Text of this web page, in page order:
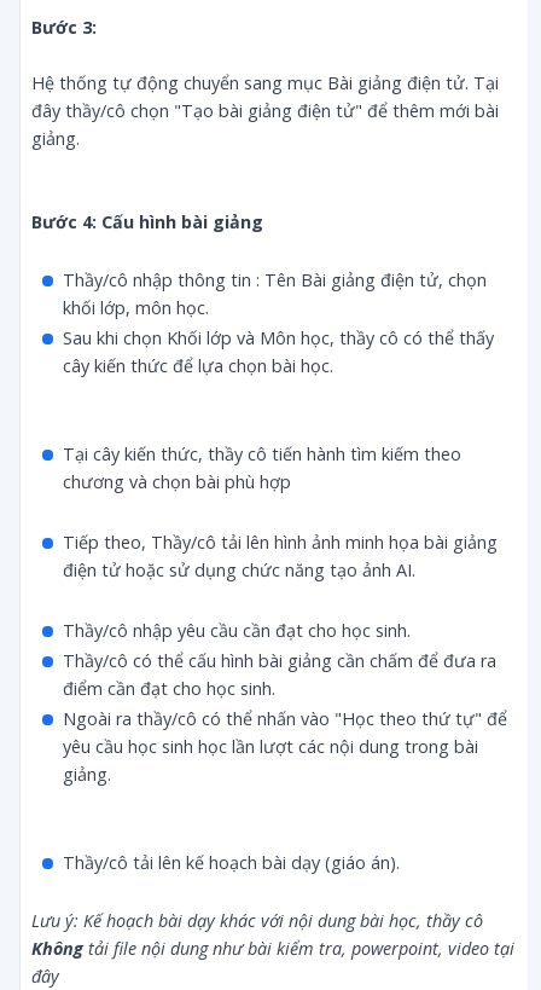
Bước 3:
Hệ thống tự động chuyển sang mục Bài giảng điện tử. Tại
đây thầy/cô chọn "Tạo bài giảng điện tử" để thêm mới bài
giảng.
Bước 4: Cấu hình bài giảng
Thầy/cô nhập thông tin : Tên Bài giảng điện tử, chọn
khối lớp, môn học.
Sau khi chọn Khối lớp và Môn học, thầy cô có thể thấy
cây kiến thức để lựa chọn bài học.
Tại cây kiến thức, thầy cô tiến hành tìm kiếm theo
chương và chọn bài phù hợp
Tiếp theo, Thầy/cô tải lên hình ảnh minh họa bài giảng
điện tử hoặc sử dụng chức năng tạo ảnh AI.
Thầy/cô nhập yêu cầu cần đạt cho học sinh.
Thầy/cô có thể cấu hình bài giảng cần chấm để đưa ra
điểm cần đạt cho học sinh.
Ngoài ra thầy/cô có thể nhấn vào "Học theo thứ tự" để
yêu cầu học sinh học lần lượt các nội dung trong bài
giảng.
Thầy/cô tải lên kế hoạch bài dạy (giáo án).
Không tải file nội dung như bài kiểm tra, powerpoint, video tại
đây